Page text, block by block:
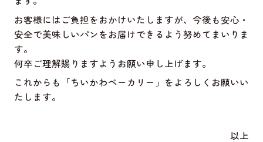
お客様にはご負担をおかけいたしますが、今後も安心・
安全で美味しいパンをお届けできるよう努めてまいりま
す。
何卒ご理解賜りますようお願い申し上げます。
これからも「ちいかわベーカリー」をよろしくお願いい
たします。
以上